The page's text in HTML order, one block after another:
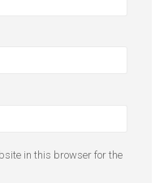
in this browser for the